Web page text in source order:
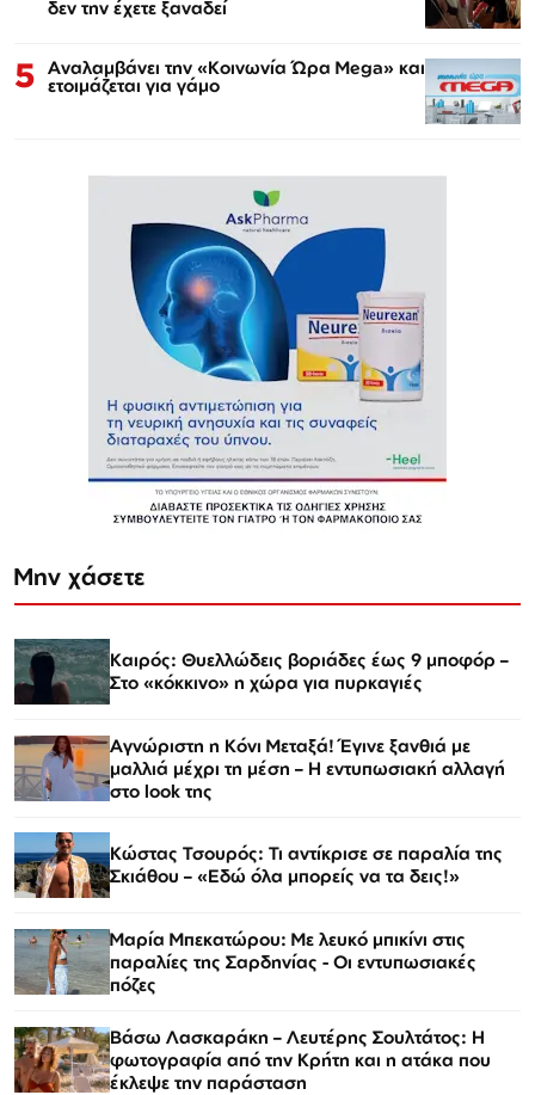
δεν την έχετε ξαναδεί
5 Αναλαμβάνει την «Κοινωνία Ώρα Mega» και
ετοιμάζεται για γάμο
Μην χάσετε
Καιρός: Θυελλώδεις βοριάδες έως 9 μποφόρ –
Στο «κόκκινο» η χώρα για πυρκαγιές
Αγνώριστη η Κόνι Μεταξά! Έγινε ξανθιά με
μαλλιά μέχρι τη μέση – Η εντυπωσιακή αλλαγή
στο look της
Κώστας Τσουρός: Τι αντίκρισε σε παραλία της
Σκιάθου – «Εδώ όλα μπορείς να τα δεις!»
Μαρία Μπεκατώρου: Με λευκό μπικίνι στις
παραλίες της Σαρδηνίας - Οι εντυπωσιακές
πόζες
Βάσω Λασκαράκη – Λευτέρης Σουλτάτος: Η
φωτογραφία από την Κρήτη και η ατάκα που
έκλεψε την παράσταση